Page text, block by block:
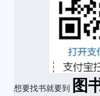
想要找书就要到 图